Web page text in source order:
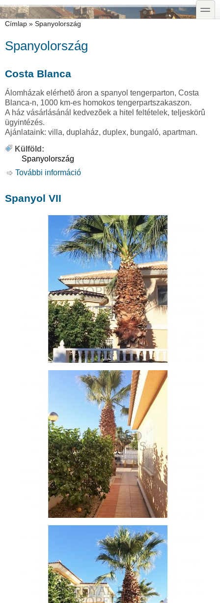
Ugrás a tartalomra
Skip to search
toggle
Jelenlegi hely
Címlap » Spanyolország
Spanyolország
Costa Blanca
Álomházak elérhetõ áron a spanyol tengerparton, Costa
Blanca-n, 1000 km-es homokos tengerpartszakaszon.
A ház vásárlásánál kedvezõek a hitel feltételek, teljeskörû
ügyintézés.
Ajánlataink: villa, duplaház, duplex, bungaló, apartman.
Külföld:
Spanyolország
További információ
Spanyol VII